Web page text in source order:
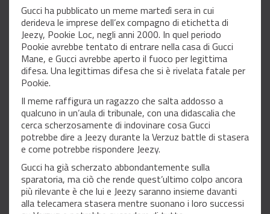
Gucci ha pubblicato un meme martedì sera in cui
derideva le imprese dell’ex compagno di etichetta di
Jeezy, Pookie Loc, negli anni 2000. In quel periodo
Pookie avrebbe tentato di entrare nella casa di Gucci
Mane, e Gucci avrebbe aperto il fuoco per legittima
difesa. Una legittimas difesa che si è rivelata fatale per
Pookie.
Il meme raffigura un ragazzo che salta addosso a
qualcuno in un’aula di tribunale, con una didascalia che
cerca scherzosamente di indovinare cosa Gucci
potrebbe dire a Jeezy durante la Verzuz battle di stasera
e come potrebbe rispondere Jeezy.
Gucci ha già scherzato abbondantemente sulla
sparatoria, ma ciò che rende quest’ultimo colpo ancora
più rilevante è che lui e Jeezy saranno insieme davanti
alla telecamera stasera mentre suonano i loro successi